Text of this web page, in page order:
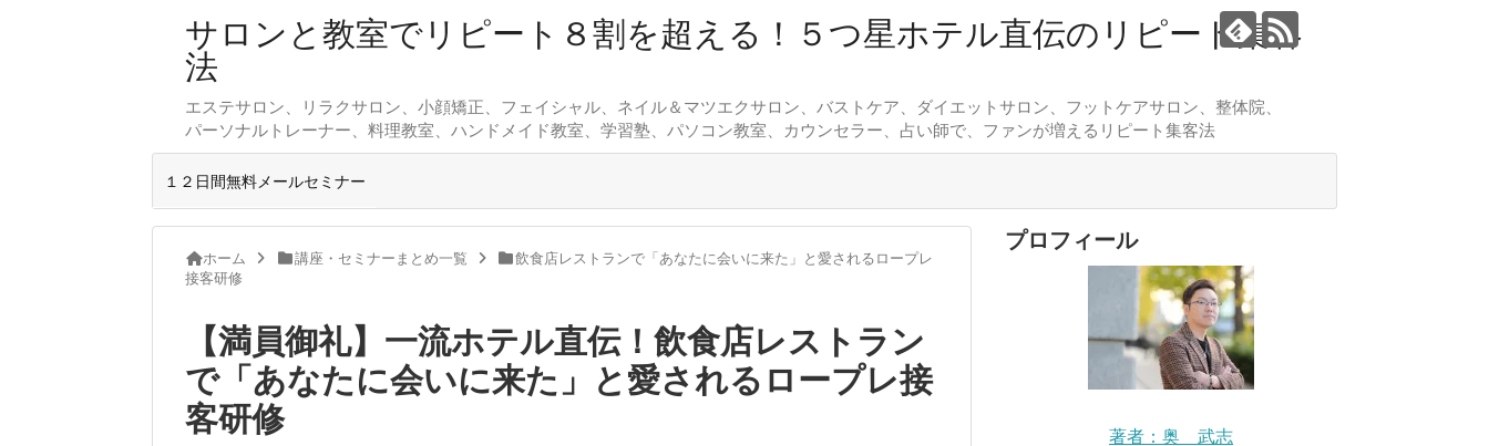
サロンと教室でリピート８割を超える！５つ星ホテル直伝のリピート集客
法
エステサロン、リラクサロン、小顔矯正、フェイシャル、ネイル＆マツエクサロン、バストケア、ダイエットサロン、フットケアサロン、整体院、
パーソナルトレーナー、料理教室、ハンドメイド教室、学習塾、パソコン教室、カウンセラー、占い師で、ファンが増えるリピート集客法
１２日間無料メールセミナー
ホーム 講座・セミナーまとめ一覧
飲食店レストランで「あなたに会いに来た」と愛されるロープレ
接客研修
【満員御礼】一流ホテル直伝！飲食店レストラン
で「あなたに会いに来た」と愛されるロープレ接
客研修
プロフィール
著者：奥 武志